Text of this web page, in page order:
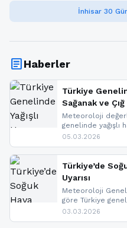
İnhisar 30
articleHaberler
Türkiye
Sağanak ve
Meteoroloji
genelinde yağışlı
bölgelerinde kar
ise çığ tehlikesi
nedeniyle görüş
yaşanabileceği
05.03.2026
Türkiye’de
Uyarısı
Meteoroloji Genel
göre Türkiye
oluyor. Birçok il
03.03.2026